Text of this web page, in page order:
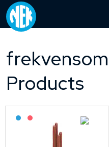
Products
Bestilling: 2-3 uker
På forespørsel